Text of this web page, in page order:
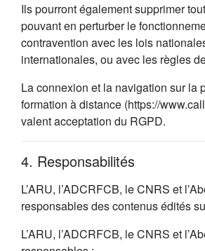
Ils pourront également supprimer
pouvant en perturber le
contravention avec les lois
internationales, ou avec les règles
La connexion et la navigation sur la
formation à distance (https://
valent acceptation du RGPD.
4. Responsabilités
L’ARU, l’ADCRFCB, le CNRS et
responsables des contenus édités
L’ARU, l’ADCRFCB, le CNRS et